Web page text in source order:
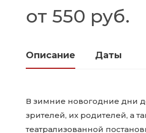
от 550 руб.
Описание Даты
В зимние новогодние дни
зрителей, их родителей, а
театрализованной